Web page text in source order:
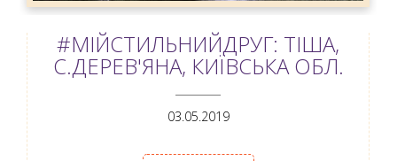
#МІЙСТИЛЬНИЙДРУГ: ТІША,
С.ДЕРЕВ'ЯНА, КИЇВСЬКА ОБЛ.
ANEMPTYTEXTLLINE
03.05.2019